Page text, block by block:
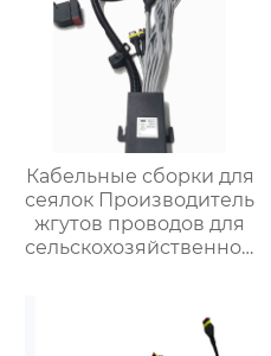
Кабельные сборки для
сеялок Производитель
жгутов проводов для
сельскохозяйственной
управления широким
роликом для сеялок